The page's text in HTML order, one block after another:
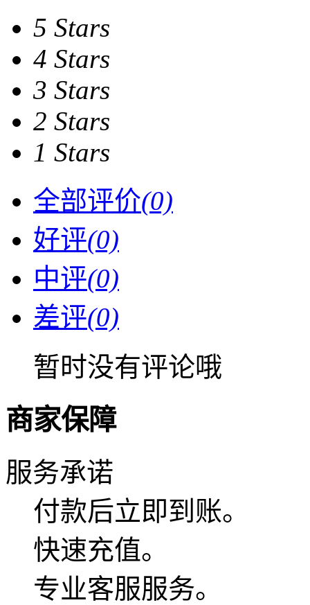
5 Stars
4 Stars
3 Stars
2 Stars
1 Stars
全部评价(0)
好评(0)
中评(0)
差评(0)
暂时没有评论哦
商家保障
服务承诺
付款后立即到账。
快速充值。
专业客服服务。